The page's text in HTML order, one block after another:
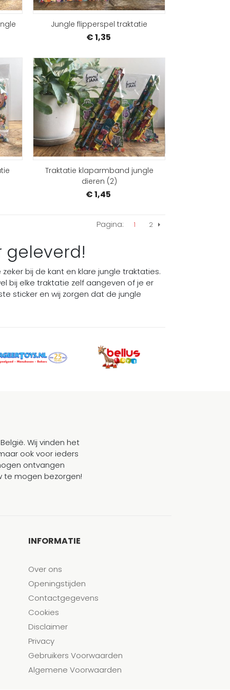
Jungle flipperspel traktatie
€ 1,35
SAMENSTELLEN
Traktatie klaparmband jungle
dieren (2)
€ 1,45
Pagina: 1
2
geleverd!
bij de kant en klare jungle traktaties.
bij elke traktatie zelf aangeven of je er
sticker en wij zorgen dat de jungle
Wij vinden het
ook voor ieders
ontvangen
te mogen bezorgen!
INFORMATIE
Over ons
Openingstijden
Contactgegevens
Cookies
Disclaimer
Privacy
Gebruikers Voorwaarden
Algemene Voorwaarden